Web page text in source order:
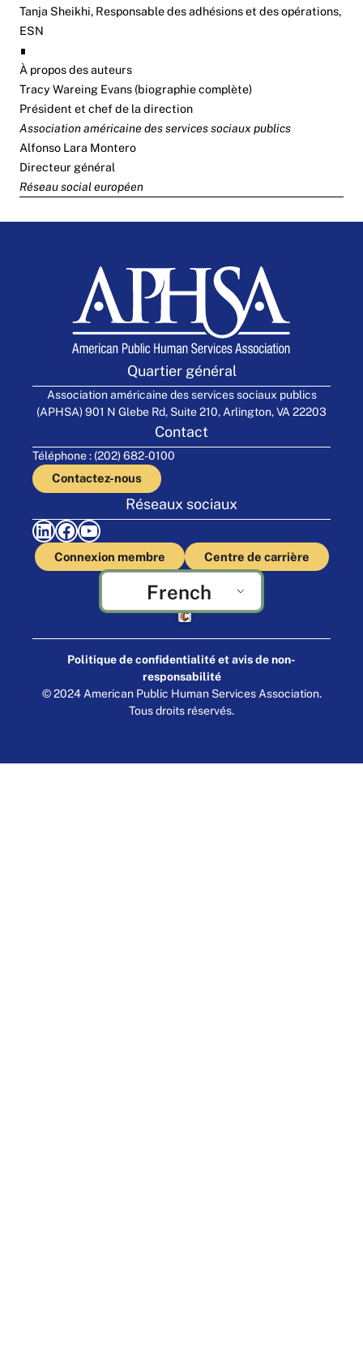
Tanja Sheikhi, Responsable des adhésions et des opérations,
ESN
∎
À propos des auteurs
Tracy Wareing Evans (biographie complète)
Président et chef de la direction
Association américaine des services sociaux publics
Alfonso Lara Montero
Directeur général
Réseau social européen
Quartier général
Association américaine des services sociaux publics
(APHSA) 901 N Glebe Rd, Suite 210, Arlington, VA 22203
Contact
Téléphone : (202) 682-0100
Contactez-nous
Réseaux sociaux
LinkedIn Facebook YouTube
Connexion membre Centre de carrière
French
Fabriqué par Cornershop Creative
Politique de confidentialité et avis de non-
responsabilité
© 2024 American Public Human Services Association.
Tous droits réservés.